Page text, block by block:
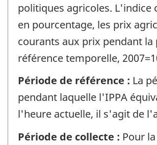
politiques agricoles. L'indice
en pourcentage, les prix
courants aux prix pendant la
référence temporelle,
Période de référence : La
pendant laquelle l'IPPA
l'heure actuelle, il s'agit de
Période de collecte : Pour